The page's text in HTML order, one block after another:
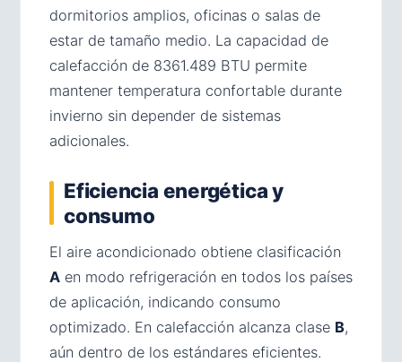
dormitorios amplios, oficinas o salas de
estar de tamaño medio. La capacidad de
calefacción de 8361.489 BTU permite
mantener temperatura confortable durante
invierno sin depender de sistemas
adicionales.
Eficiencia energética y
consumo
El aire acondicionado obtiene clasificación
A en modo refrigeración en todos los países
de aplicación, indicando consumo
optimizado. En calefacción alcanza clase B,
aún dentro de los estándares eficientes.